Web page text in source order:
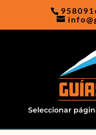
Seleccionar